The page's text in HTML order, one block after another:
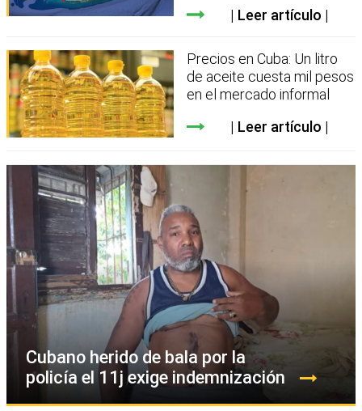
Leer artículo
Precios en Cuba: Un litro
de aceite cuesta mil pesos
en el mercado informal
Leer artículo
Cubano herido de bala por la
policía el 11j exige indemnización